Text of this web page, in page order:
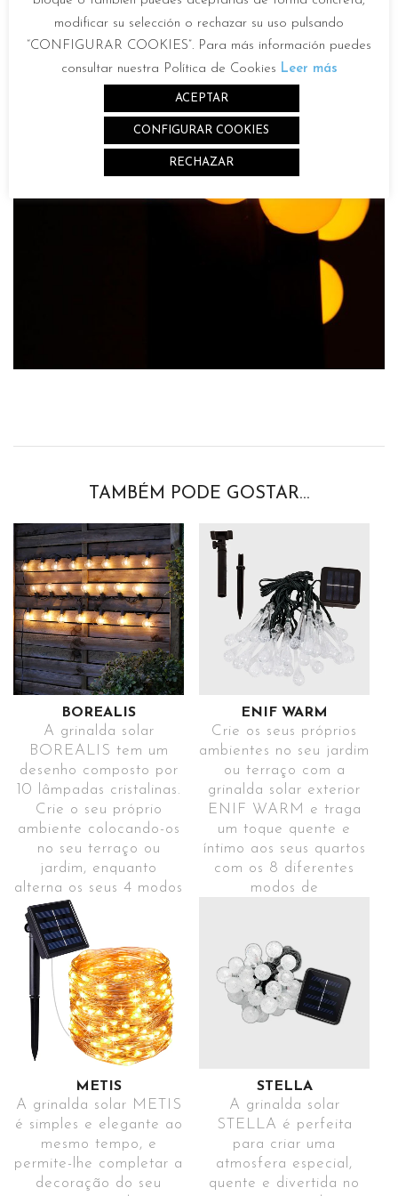
TAMBÉM PODE GOSTAR…
BOREALIS
A grinalda solar
BOREALIS tem um
desenho composto por
10 lâmpadas cristalinas.
Crie o seu próprio
ambiente colocando-os
no seu terraço ou
jardim, enquanto
alterna os seus 4 modos
de iluminação para
conseguir um belo
efeito no seu terraço ou
jardim.
Ref. BOREALISTR31
4 MODOS
DE
ILUMINAÇÃO
Escolha
entre
diferentes
modos de
funcionamento
ENIF WARM
Crie os seus próprios
ambientes no seu jardim
ou terraço com a
grinalda solar exterior
ENIF WARM e traga
um toque quente e
íntimo aos seus quartos
com os 8 diferentes
modos de
às suas 30 lâmpadas
em forma de lágrima.
Além disso, pode
escolher se quer
colocá-lo como um
produto é ecológica, ou
seja, não inclui plástico.
Ref. ENIFWARM31
8
MODOS
METIS
A grinalda solar METIS
é simples e elegante ao
mesmo tempo, e
permite-lhe completar a
decoração do seu
STELLA
A grinalda solar
STELLA é perfeita
para criar uma
atmosfera especial,
quente e divertida no
modificar su selección o rechazar su uso pulsando
“CONFIGURAR COOKIES”. Para más información puedes
consultar nuestra Política de Cookies Leer más
ACEPTAR
CONFIGURAR COOKIES
RECHAZAR